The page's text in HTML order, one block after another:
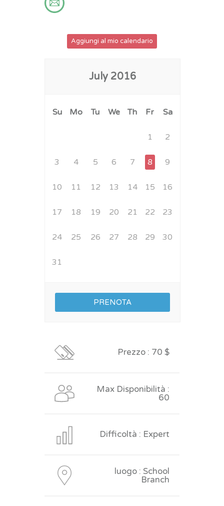
Aggiungi al mio calendario
July 2016
Su Mo Tu We Th Fr Sa
1 2
3 4 5 6 7 8 9
10 11 12 13 14 15 16
17 18 19 20 21 22 23
24 25 26 27 28 29 30
31
Prezzo : 70 $
Max Disponibilità :
60
Difficoltà : Expert
luogo : School
Branch